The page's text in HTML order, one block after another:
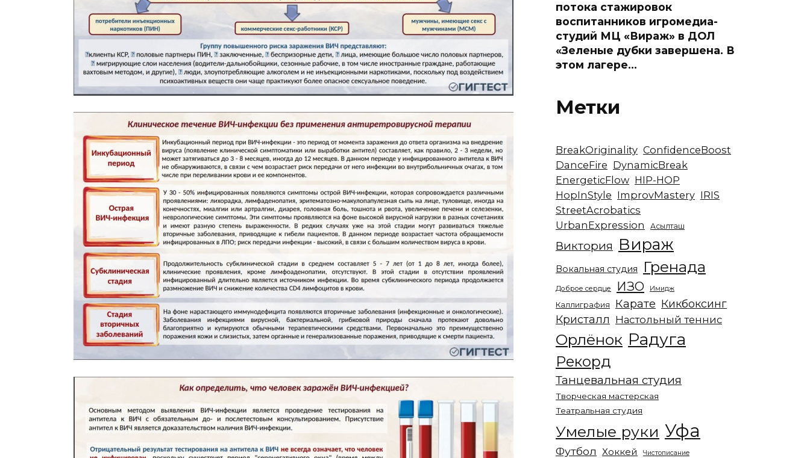
потока стажировок
воспитанников игромедиа-
студий МЦ «Вираж» в ДОЛ
«Зеленые дубки завершена. В
этом лагере…
Метки
BreakOriginality ConfidenceBoost
DanceFire DynamicBreak
EnergeticFlow HIP-HOP
HopInStyle ImprovMastery IRIS
StreetAcrobatics
UrbanExpression
Асылташ
Виктория Вираж
Вокальная студия Гренада
Доброе сердце ИЗО Имидж
Каллиграфия Карате Кикбоксинг
Кристалл Настольный теннис
Орлёнок Радуга
Рекорд
Танцевальная студия
Творческая мастерская
Театральная студия
Умелые руки Уфа
Футбол Хоккей Чистописание